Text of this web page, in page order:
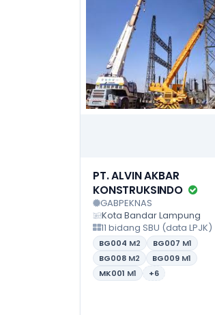
PT. ALVIN AKBAR
KONSTRUKSINDO
GABPEKNAS
Kota Bandar Lampung
11 bidang SBU (data LPJK)
BG004 M2 BG007 M1
BG008 M2 BG009 M1
MK001 M1 +6